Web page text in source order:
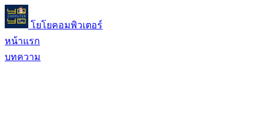
โยโยคอมพิวเตอร์
หน้าแรก
บทความ